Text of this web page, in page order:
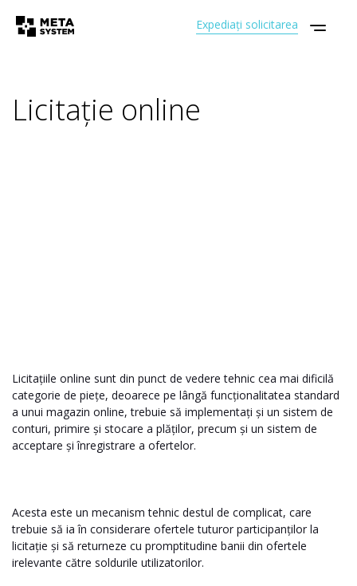
Expediați solicitarea
Licitație online
Licitațiile online sunt din punct de vedere tehnic cea mai dificilă
categorie de piețe, deoarece pe lângă funcționalitatea standard
a unui magazin online, trebuie să implementați și un sistem de
conturi, primire și stocare a plăților, precum și un sistem de
acceptare și înregistrare a ofertelor.
Acesta este un mecanism tehnic destul de complicat, care
trebuie să ia în considerare ofertele tuturor participanților la
licitație și să returneze cu promptitudine banii din ofertele
irelevante către soldurile utilizatorilor.